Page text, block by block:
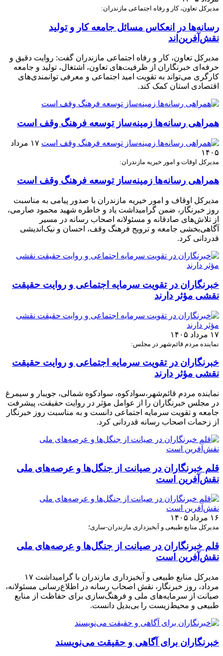
مدیرکل تعاون، کار و رفاه اجتماعی مازندران:
رسانه‌ها در انعکاس مسائل جامعه کار و تولید
نقش‌آفرین‌اند
مدیرکل تعاون، کار و رفاه اجتماعی مازندران گفت: روایت دقیق و
حرفه‌ای خبرنگاران از ظرفیت‌های تعاون، اشتغال، تولید و جامعه
کارگری می‌تواند به تقویت امید اجتماعی و معرفی توانمندی‌های
اقتصادی استان کمک کند.
همراهی رسانه‌ها زمینه‌ساز توسعه فرهنگ وقف است
۱۷ مرداد
۱۴۰۵
مدیرکل اوقات و امور خیریه مازندران:
همراهی رسانه‌ها زمینه‌ساز توسعه فرهنگ وقف است
مدیرکل اوقاف و امور خیریه مازندران با صدور پیامی به مناسبت
روز خبرنگار، ضمن گرامیداشت یاد و خاطره شهید محمود صارمی،
از تلاش‌های صادقانه و مسئولانه اصحاب رسانه در مسیر
آگاهی‌بخشی جامعه و ترویج فرهنگ وقف، احسان و نیک‌اندیشی
قدردانی کرد.
خبرنگاران در تقویت سرمایه اجتماعی و روایت حقیقت
نقشی مؤثر دارند
۱۷ مرداد ۱۴۰۵
نماینده مردم قائم‌شهر در مجلس:
خبرنگاران در تقویت سرمایه اجتماعی و روایت حقیقت
نقشی مؤثر دارند
نماینده مردم قائم‌شهر،سوادکوه، سوادکوه شمالی، جویبار و سیمرغ
در مجلس خبرنگاران را از عوامل مؤثر در روایت حقیقت، پیشرفت
جامعه و تقویت سرمایه اجتماعی دانست و به مناسبت روز خبرنگار
از زحمات اصحاب رسانه قدردانی کرد.
قلم خبرنگاران در صیانت از جنگل‌ها و عرصه‌های ملی
نقش‌آفرین است
۱۶ مرداد ۱۴۰۵
مدیرکل منابع طبیعی و آبخیزداری مازندران-ساری؛
قلم خبرنگاران در صیانت از جنگل‌ها و عرصه‌های ملی
نقش‌آفرین است
مدیرکل منابع طبیعی و آبخیزداری مازندران با گرامیداشت ۱۷
مرداد، روز خبرنگار، نقش اصحاب رسانه در اطلاع‌رسانی مسئولانه،
صیانت از سرمایه‌های ملی و فرهنگ‌سازی برای حفاظت از منابع
طبیعی و محیط‌زیست را بی‌بدیل دانست.
خبرنگاران برای آگاهی و حقیقت می‌نویسند